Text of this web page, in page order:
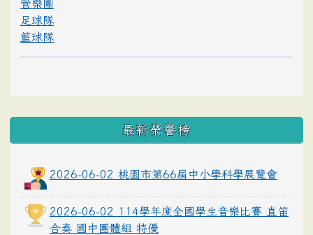
管樂團
足球隊
籃球隊
最新榮譽榜
2026-06-02 桃園市第66屆中小學科學展覽會
2026-06-02 114學年度全國學生音樂比賽 直笛
合奏 國中團體組 特優